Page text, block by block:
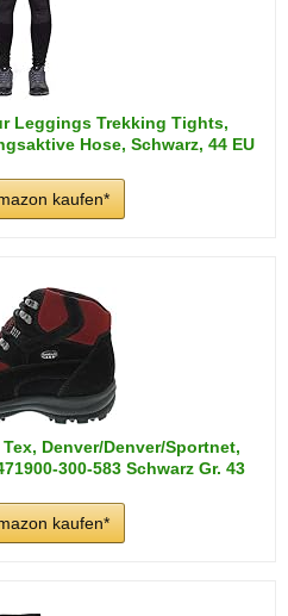
Leggings Trekking Tights,
Hose, Schwarz, 44 EU
kaufen*
Denver/Denver/Sportnet,
300-583 Schwarz Gr. 43
kaufen*